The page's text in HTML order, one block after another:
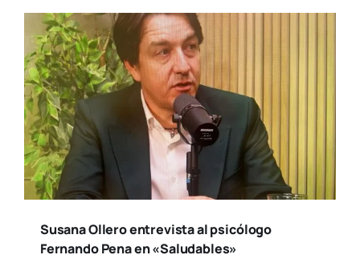
Susana Ollero entrevista al psicólogo
Fernando Pena en «Saludables»